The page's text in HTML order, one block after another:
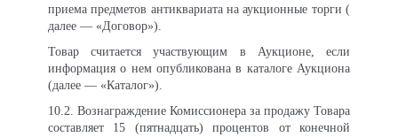
приема предметов антиквариата на аукционные торги (
далее — «Договор»).
Товар считается участвующим в Аукционе, если
информация о нем опубликована в каталоге Аукциона
(далее — «Каталог»).
10.2. Вознаграждение Комиссионера за продажу Товара
составляет 15 (пятнадцать) процентов от конечной